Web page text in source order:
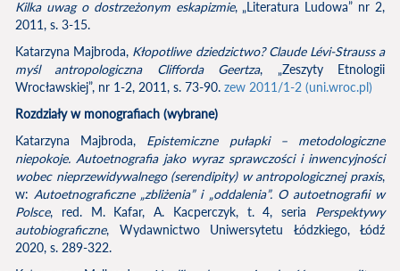
Kilka uwag o dostrzeżonym eskapizmie, „Literatura Ludowa” nr 2,
2011, s. 3-15.
Katarzyna Majbroda, Kłopotliwe dziedzictwo? Claude Lévi-Strauss a
myśl antropologiczna Clifforda Geertza, „Zeszyty Etnologii
Wrocławskiej”, nr 1-2, 2011, s. 73-90. zew 2011/1-2 (uni.wroc.pl)
Rozdziały w monografiach (wybrane)
Katarzyna Majbroda, Epistemiczne pułapki – metodologiczne
niepokoje. Autoetnografia jako wyraz sprawczości i inwencyjności
wobec nieprzewidywalnego (serendipity) w antropologicznej praxis,
w: Autoetnograficzne „zbliżenia” i „oddalenia”. O autoetnografii w
Polsce, red. M. Kafar, A. Kacperczyk, t. 4, seria Perspektywy
autobiograficzne, Wydawnictwo Uniwersytetu Łódzkiego, Łódź
2020, s. 289-322.